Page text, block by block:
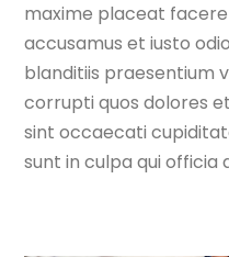
maxime placeat
accusamus et iusto
blanditiis praesentium
corrupti quos dolores
sint occaecati
sunt in culpa qui officia